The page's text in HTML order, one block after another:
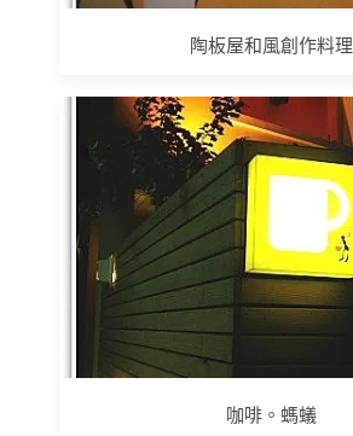
陶板屋和風創作料理
咖啡。螞蟻